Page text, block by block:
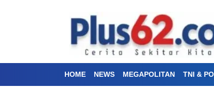
HOME NEWS MEGAPOLITAN TNI &